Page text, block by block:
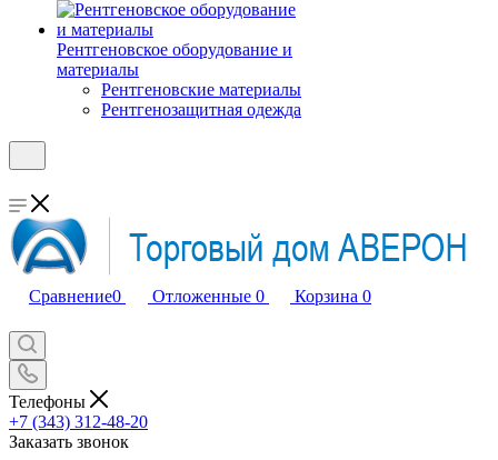
Рентгеновское оборудование и
материалы
Рентгеновские материалы
Рентгенозащитная одежда
Сравнение0 Отложенные 0 Корзина 0
Телефоны
+7 (343) 312-48-20
Заказать звонок